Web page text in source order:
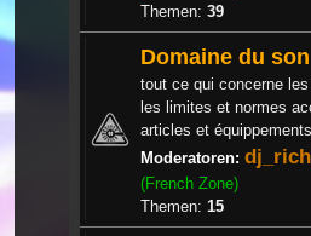
Themen: 39
Domaine du son
tout ce qui concerne les
les limites et normes
articles et
Moderatoren:
(French Zone)
Themen: 15